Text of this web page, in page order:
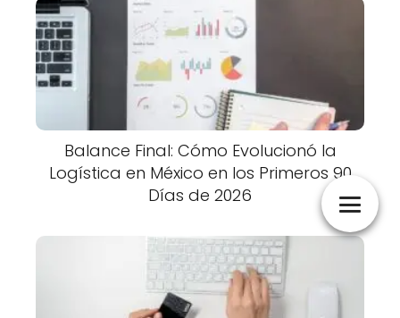
Balance Final: Cómo Evolucionó la
Logística en México en los Primeros 90
Días de 2026